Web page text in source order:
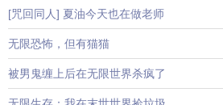
[咒回同人] 夏油今天也在做老师
无限恐怖，但有猫猫
被男鬼缠上后在无限世界杀疯了